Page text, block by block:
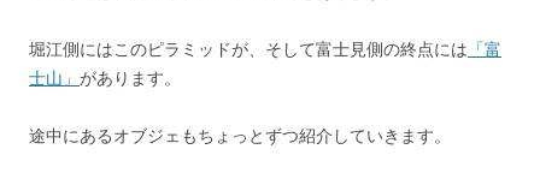
堀江側にはこのピラミッドが、そして富士見側の終点には 「富
士山」 があります。
途中にあるオブジェもちょっとずつ紹介していきます。